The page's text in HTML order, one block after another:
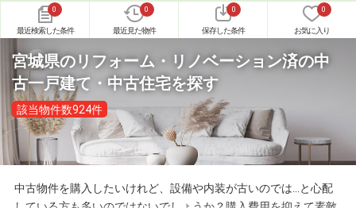
0
最近検索した条件
0
最近見た物件
0
保存した条件
0
お気に入り
宮城県のリフォーム・リノベーション済の中
古一戸建て・中古住宅を探す
該当物件数924件
中古物件を購入したいけれど、設備や内装が古いのでは…と心配